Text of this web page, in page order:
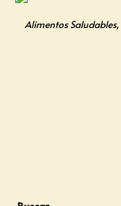
Alimentos Saludables,